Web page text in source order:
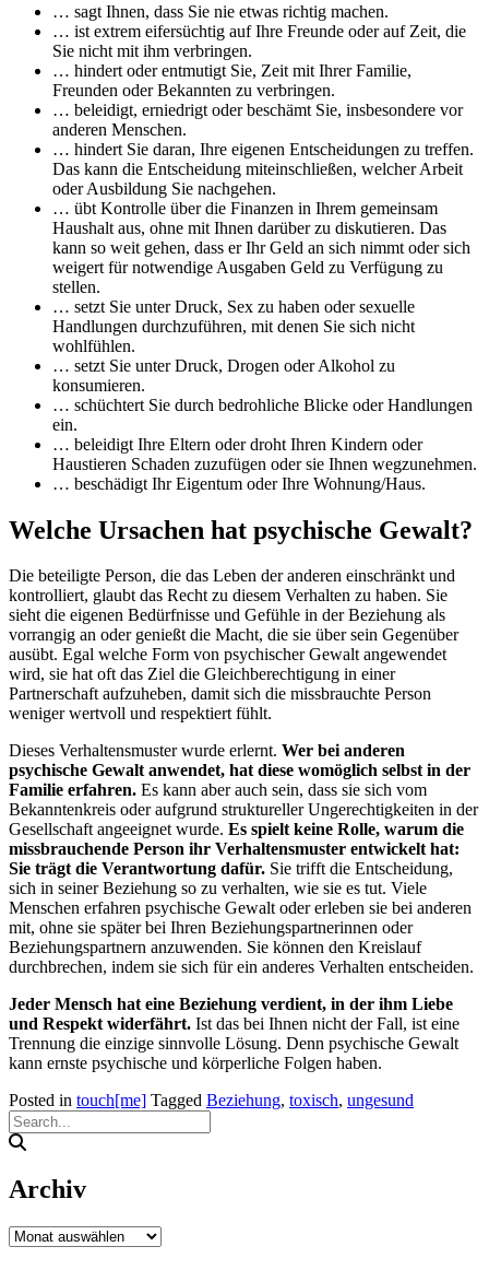
… sagt Ihnen, dass Sie nie etwas richtig machen.
… ist extrem eifersüchtig auf Ihre Freunde oder auf Zeit, die
Sie nicht mit ihm verbringen.
… hindert oder entmutigt Sie, Zeit mit Ihrer Familie,
Freunden oder Bekannten zu verbringen.
… beleidigt, erniedrigt oder beschämt Sie, insbesondere vor
anderen Menschen.
… hindert Sie daran, Ihre eigenen Entscheidungen zu treffen.
Das kann die Entscheidung miteinschließen, welcher Arbeit
oder Ausbildung Sie nachgehen.
… übt Kontrolle über die Finanzen in Ihrem gemeinsam
Haushalt aus, ohne mit Ihnen darüber zu diskutieren. Das
kann so weit gehen, dass er Ihr Geld an sich nimmt oder sich
weigert für notwendige Ausgaben Geld zu Verfügung zu
stellen.
… setzt Sie unter Druck, Sex zu haben oder sexuelle
Handlungen durchzuführen, mit denen Sie sich nicht
wohlfühlen.
… setzt Sie unter Druck, Drogen oder Alkohol zu
konsumieren.
… schüchtert Sie durch bedrohliche Blicke oder Handlungen
ein.
… beleidigt Ihre Eltern oder droht Ihren Kindern oder
Haustieren Schaden zuzufügen oder sie Ihnen wegzunehmen.
… beschädigt Ihr Eigentum oder Ihre Wohnung/Haus.
Welche Ursachen hat psychische Gewalt?
Die beteiligte Person, die das Leben der anderen einschränkt und
kontrolliert, glaubt das Recht zu diesem Verhalten zu haben. Sie
sieht die eigenen Bedürfnisse und Gefühle in der Beziehung als
vorrangig an oder genießt die Macht, die sie über sein Gegenüber
ausübt. Egal welche Form von psychischer Gewalt angewendet
wird, sie hat oft das Ziel die Gleichberechtigung in einer
Partnerschaft aufzuheben, damit sich die missbrauchte Person
weniger wertvoll und respektiert fühlt.
Dieses Verhaltensmuster wurde erlernt. Wer bei anderen
psychische Gewalt anwendet, hat diese womöglich selbst in der
Familie erfahren. Es kann aber auch sein, dass sie sich vom
Bekanntenkreis oder aufgrund struktureller Ungerechtigkeiten in der
Gesellschaft angeeignet wurde. Es spielt keine Rolle, warum die
missbrauchende Person ihr Verhaltensmuster entwickelt hat:
Sie trägt die Verantwortung dafür. Sie trifft die Entscheidung,
sich in seiner Beziehung so zu verhalten, wie sie es tut. Viele
Menschen erfahren psychische Gewalt oder erleben sie bei anderen
mit, ohne sie später bei Ihren Beziehungspartnerinnen oder
Beziehungspartnern anzuwenden. Sie können den Kreislauf
durchbrechen, indem sie sich für ein anderes Verhalten entscheiden.
Jeder Mensch hat eine Beziehung verdient, in der ihm Liebe
und Respekt widerfährt. Ist das bei Ihnen nicht der Fall, ist eine
Trennung die einzige sinnvolle Lösung. Denn psychische Gewalt
kann ernste psychische und körperliche Folgen haben.
Posted in touch[me] Tagged Beziehung, toxisch, ungesund
Archiv
Archiv